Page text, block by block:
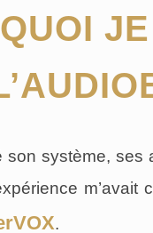
système, ses
m’avait
.